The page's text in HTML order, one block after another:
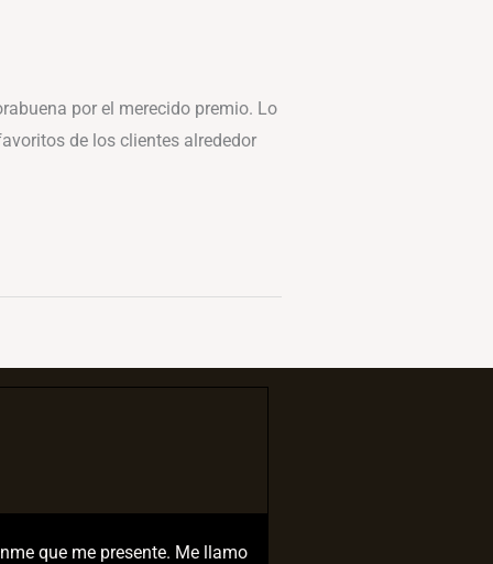
por el merecido premio. Lo
de los clientes alrededor
que me presente. Me llamo